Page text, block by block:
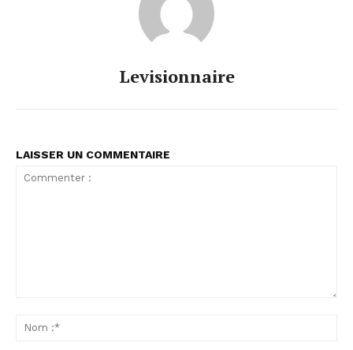
Levisionnaire
LAISSER UN COMMENTAIRE